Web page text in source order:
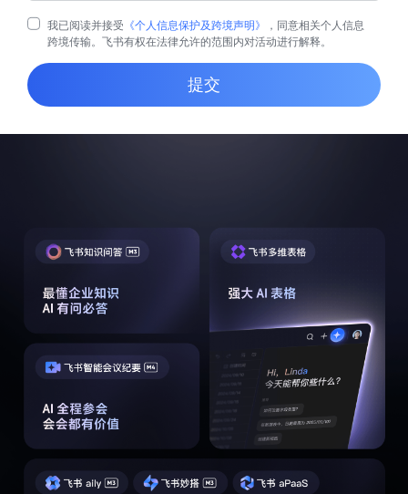
我已阅读并接受 《个人信息保护及跨境声明》
，同意相关个人信息
跨境传输。飞书有权在法律允许的范围内对活动进行解释。
提交